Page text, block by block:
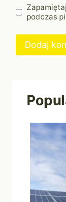
podczas